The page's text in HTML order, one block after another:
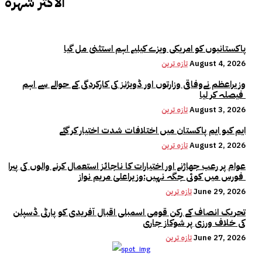
پاکستانیوں کو امریکی ویزے کیلیے اہم استثنیٰ مل گیا
تازہ ترینAugust 4, 2026
وزیراعظم نےوفاقی وزارتوں اور ڈویژنز کی کارکردگی کے حوالے سے اہم
تازہ ترینAugust 3, 2026
ایم کیو ایم پاکستان میں اختلافات شدت اختیار کر گئے
تازہ ترینAugust 2, 2026
عوام پر رعب جھاڑنے اور اختیارات کا ناجائز استعمال کرنے والوں کی پیرا
تازہ ترینJune 29, 2026
تحریک انصاف کے رکن قومی اسمبلی اقبال آفریدی کو پارٹی ڈسپلن
کی خلاف ورزی پر شوکاز جاری
تازہ ترینJune 27, 2026